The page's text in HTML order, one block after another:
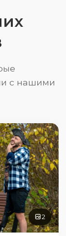
с нашими
2